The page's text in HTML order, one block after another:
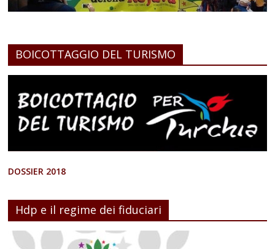
BOICOTTAGGIO DEL TURISMO
DOSSIER 2018
Hdp e il regime dei fiduciari